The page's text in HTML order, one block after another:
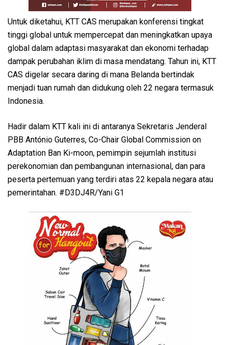
Untuk diketahui, KTT CAS merupakan konferensi tingkat
tinggi global untuk mempercepat dan meningkatkan upaya
global dalam adaptasi masyarakat dan ekonomi terhadap
dampak perubahan iklim di masa mendatang. Tahun ini, KTT
CAS digelar secara daring di mana Belanda bertindak
menjadi tuan rumah dan didukung oleh 22 negara termasuk
Indonesia.
Hadir dalam KTT kali ini di antaranya Sekretaris Jenderal
PBB António Guterres, Co-Chair Global Commission on
Adaptation Ban Ki-moon, pemimpin sejumlah institusi
perekonomian dan pembangunan internasional, dan para
peserta pertemuan yang terdiri atas 22 kepala negara atau
pemerintahan. #D3DJ4R/Yani G1